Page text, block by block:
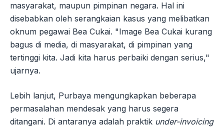
masyarakat, maupun pimpinan negara. Hal ini
disebabkan oleh serangkaian kasus yang melibatkan
oknum pegawai Bea Cukai. "Image Bea Cukai kurang
bagus di media, di masyarakat, di pimpinan yang
tertinggi kita. Jadi kita harus perbaiki dengan serius,"
ujarnya.
Lebih lanjut, Purbaya mengungkapkan beberapa
permasalahan mendesak yang harus segera
ditangani. Di antaranya adalah praktik under-invoicing